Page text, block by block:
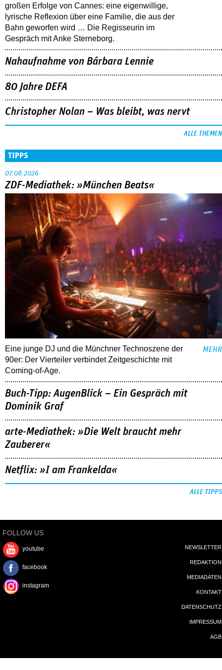
großen Erfolge von Cannes: eine eigenwillige,
lyrische Reflexion über eine ­Familie, die aus der
Bahn geworfen wird … Die Regisseurin im
Gespräch mit Anke Sterneborg.
Nahaufnahme von Bárbara Lennie
80 Jahre DEFA
Christopher Nolan – Was bleibt, was nervt
ALLE THEMEN
TIPPS
07.08.2026
ZDF-Mediathek: »München Beats«
Eine junge DJ und die Münchner Technoszene der
90er: Der Vierteiler verbindet Zeitgeschichte mit
Coming-of-Age.
MEHR
Buch-Tipp: AugenBlick – Ein Gespräch mit
Dominik Graf
arte-Mediathek: »Die Welt braucht mehr
Zauberer«
Netflix: »I am Frankelda«
ALLE TIPPS
FOLLOW US
youtube
facebook
instagram
NEWSLETTER
REDAKTION
MEDIADATEN
KONTAKT
DATENSCHUTZ
IMPRESSUM
AGB